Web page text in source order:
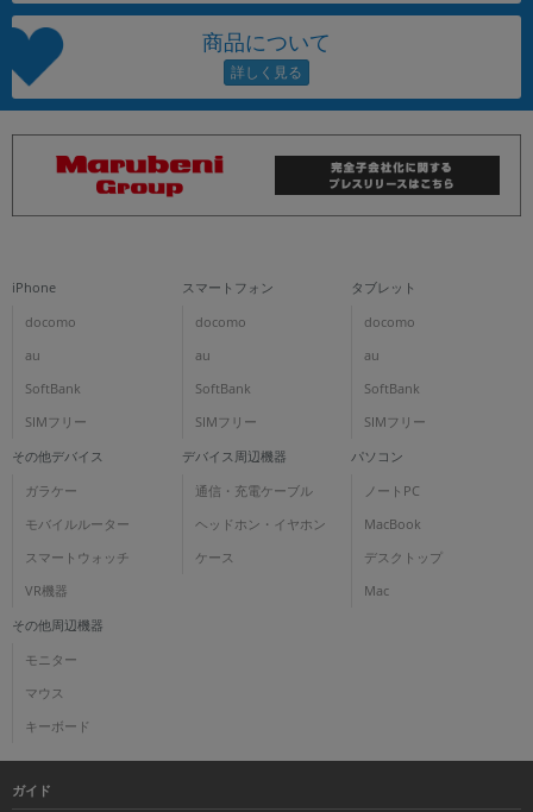
商品について
iPhone
docomo
au
SoftBank
SIMフリー
スマートフォン
docomo
au
SoftBank
SIMフリー
タブレット
docomo
au
SoftBank
SIMフリー
その他デバイス
ガラケー
モバイルルーター
スマートウォッチ
VR機器
デバイス周辺機器
通信・充電ケーブル
ヘッドホン・イヤホン
ケース
パソコン
ノートPC
MacBook
デスクトップ
Mac
その他周辺機器
モニター
マウス
キーボード
ガイド